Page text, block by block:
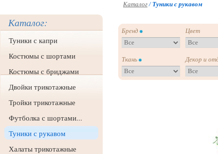
Каталог:
Туники с капри
Костюмы с шортами
Костюмы с бриджами
Двойки трикотажные
Тройки трикотажные
Футболка с шортами...
Туники с рукавом
Халаты трикотажные
Каталог/ Туники с рукавом
Бренд Цвет
Ткань Декор и